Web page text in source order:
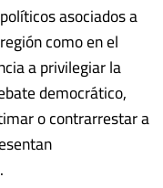
asociados a
como en el
a privilegiar la
democrático,
o contrarrestar a